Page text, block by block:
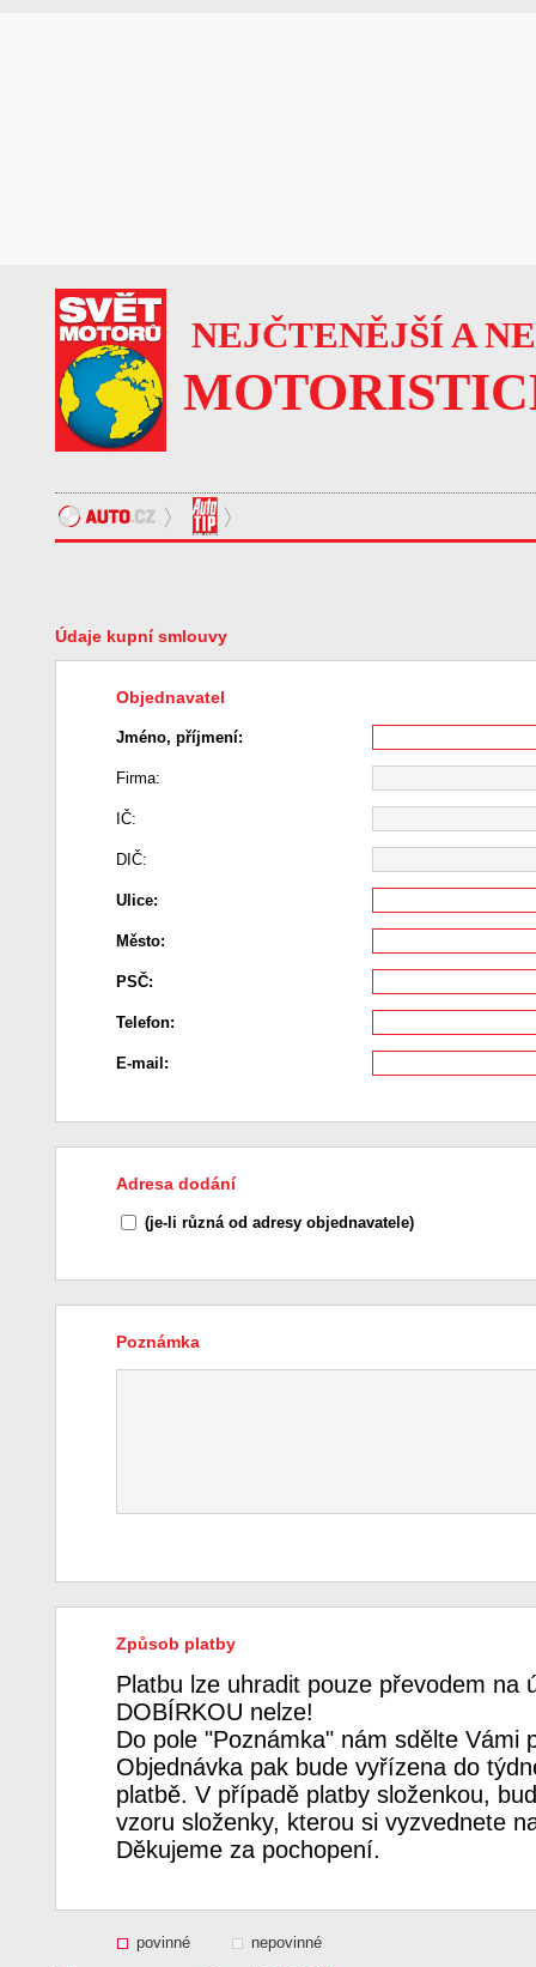
NEJČTENĚJŠÍ A
Údaje kupní smlouvy
Objednavatel
Jméno, příjmení:
Firma:
IČ:
DIČ:
Ulice:
Město:
PSČ:
Telefon:
E-mail:
Adresa dodání
(je-li různá od adresy objednavatele)
Poznámka
Způsob platby
Platbu lze uhradit pouze převodem na
DOBÍRKOU nelze!
Do pole "Poznámka" nám sdělte Vámi
Objednávka pak bude vyřízena do
platbě. V případě platby složenkou,
vzoru složenky, kterou si vyzvednete
Děkujeme za pochopení.
povinné
nepovinné